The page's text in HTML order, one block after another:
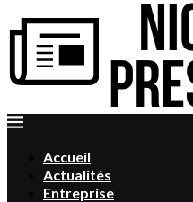
Accueil
Actualités
Entreprise